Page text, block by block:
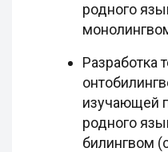
родного
Разработка
изучающей
родного
билингвом